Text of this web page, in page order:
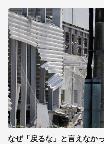
なぜ「戻るな」と言えなか